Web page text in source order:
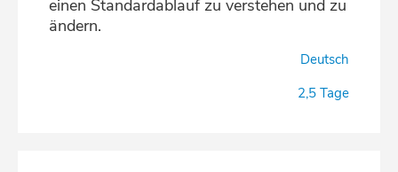
einen Standardablauf zu verstehen und zu
ändern.
Deutsch
2,5 Tage